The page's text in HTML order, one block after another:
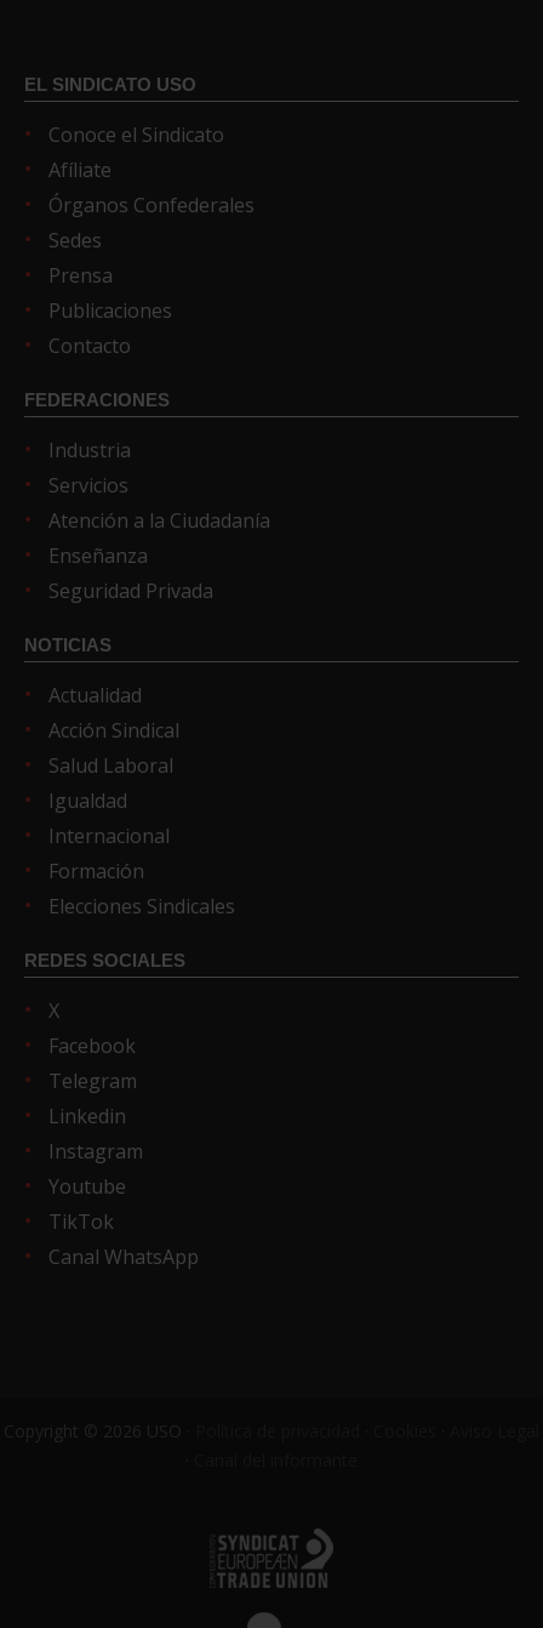
EL SINDICATO USO
Conoce el Sindicato
Afíliate
Órganos Confederales
Sedes
Prensa
Publicaciones
Contacto
FEDERACIONES
Industria
Servicios
Atención a la Ciudadanía
Enseñanza
Seguridad Privada
NOTICIAS
Actualidad
Acción Sindical
Salud Laboral
Igualdad
Internacional
Formación
Elecciones Sindicales
REDES SOCIALES
X
Facebook
Telegram
Linkedin
Instagram
Youtube
TikTok
Canal WhatsApp
Copyright © 2026 USO ·